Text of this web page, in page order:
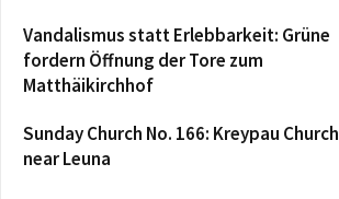
Vandalismus statt Erlebbarkeit: Grüne
fordern Öffnung der Tore zum
Matthäikirchhof
Sunday Church No. 166: Kreypau Church
near Leuna